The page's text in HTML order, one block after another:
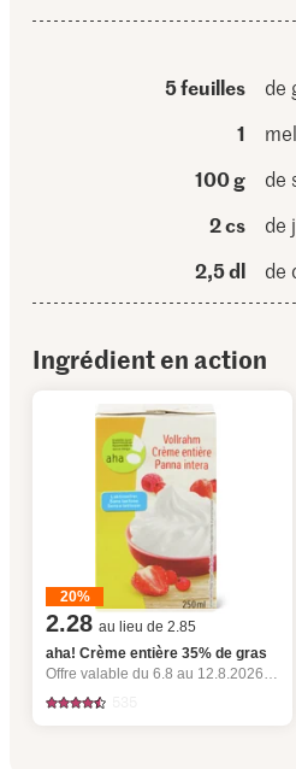
5 feuilles
de
1
100 g
de
2 cs
de
2,5 dl
de
Ingrédient en action
20%
2.28 au lieu de 2.85
aha! Crème entière 35% de gras
Offre valable du 6.8 au 12.8.2026, jusqu’à épuisement du stock.